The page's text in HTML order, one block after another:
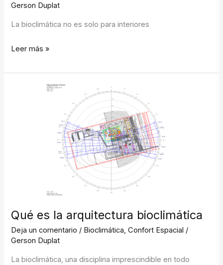
Gerson Duplat
La bioclimática no es solo para interiores
Leer más »
Qué es la arquitectura bioclimática
Deja un comentario / Bioclimática,Confort Espacial /
Gerson Duplat
La bioclimática, una disciplina imprescindible en todo